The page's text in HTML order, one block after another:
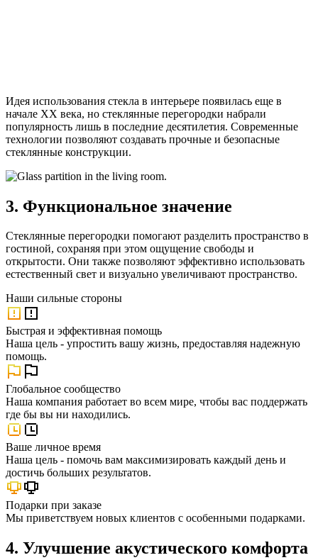
Идея использования стекла в интерьере появилась еще в
начале XX века, но стеклянные перегородки набрали
популярность лишь в последние десятилетия. Современные
технологии позволяют создавать прочные и безопасные
стеклянные конструкции.
3. Функциональное значение
Стеклянные перегородки помогают разделить пространство в
гостиной, сохраняя при этом ощущение свободы и
открытости. Они также позволяют эффективно использовать
естественный свет и визуально увеличивают пространство.
Наши сильные стороны
Быстрая и эффективная помощь
Наша цель - упростить вашу жизнь, предоставляя надежную
помощь.
Глобальное сообщество
Наша компания работает во всем мире, чтобы вас поддержать
где бы вы ни находились.
Ваше личное время
Наша цель - помочь вам максимизировать каждый день и
достичь больших результатов.
Подарки при заказе
Мы приветствуем новых клиентов с особенными подарками.
4. Улучшение акустического комфорта